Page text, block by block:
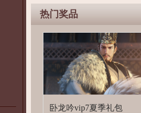
热门奖品
卧龙吟vip7夏季礼包